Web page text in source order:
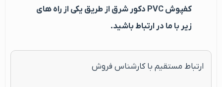
کفپوشPVC دکور شرق از طریق یکی از راه های
زیر با ما در ارتباط باشید.
ارتباط مستقیم با کارشناس فروش